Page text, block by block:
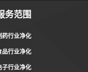
务范围
药行业净化
品行业净化
子行业净化